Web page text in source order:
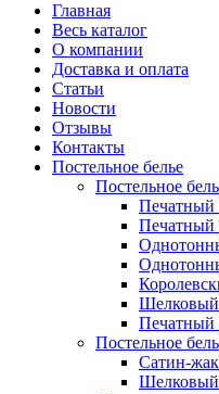
Главная
Весь каталог
О компании
Доставка и оплата
Статьи
Новости
Отзывы
Контакты
Постельное белье
Постельное
Печатный
Печатный
Шелковый
Печатный
Постельное
Сатин-
Шелковый